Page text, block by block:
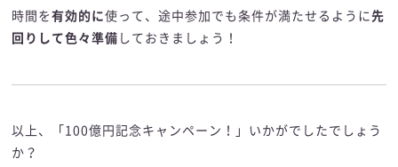
時間を有効的に使って、途中参加でも条件が満たせるように先
回りして色々準備 しておきましょう！
以上、「100億円記念キャンペーン！」いかがでしたでしょう
か？